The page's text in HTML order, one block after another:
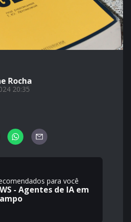
Rocha
20:35
para você
- Agentes de IA em